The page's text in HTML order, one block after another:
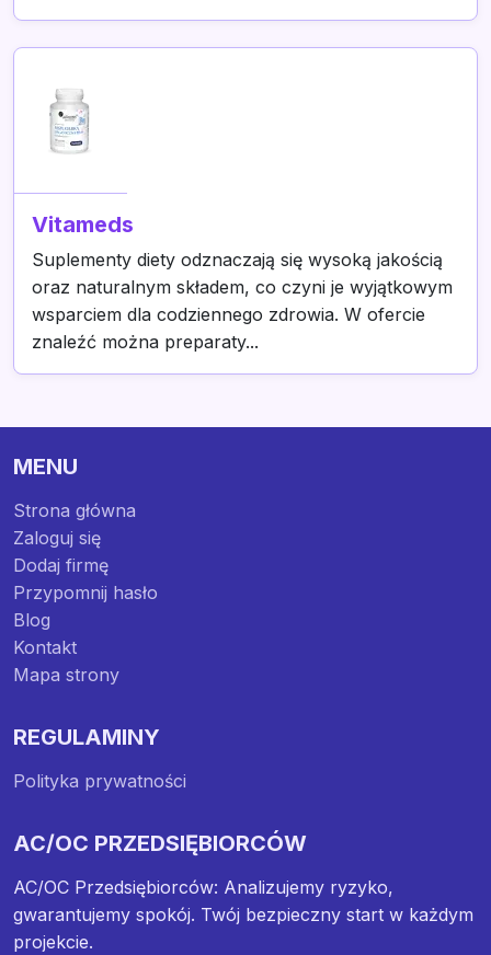
Vitameds
Suplementy diety odznaczają się wysoką jakością
oraz naturalnym składem, co czyni je wyjątkowym
wsparciem dla codziennego zdrowia. W ofercie
znaleźć można preparaty...
MENU
Strona główna
Zaloguj się
Dodaj firmę
Przypomnij hasło
Blog
Kontakt
Mapa strony
REGULAMINY
Polityka prywatności
AC/OC PRZEDSIĘBIORCÓW
AC/OC Przedsiębiorców: Analizujemy ryzyko,
gwarantujemy spokój. Twój bezpieczny start w każdym
projekcie.